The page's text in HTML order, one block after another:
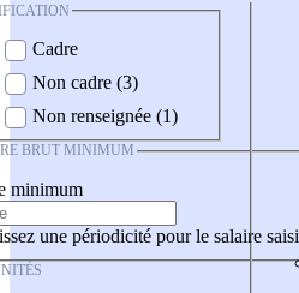
Cadre
Non cadre (3)
Non renseignée (1)
BRUT MINIMUM
minimum
une périodicité pour le salaire saisi